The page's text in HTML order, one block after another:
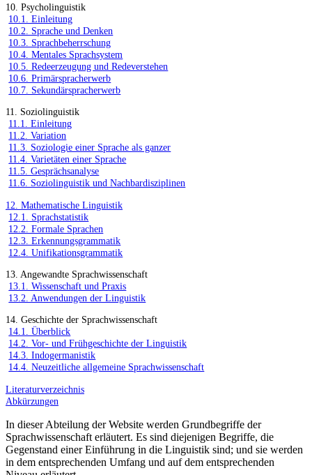
10. Psycholinguistik
10.1. Einleitung
10.2. Sprache und Denken
10.3. Sprachbeherrschung
10.4. Mentales Sprachsystem
10.5. Redeerzeugung und Redeverstehen
10.6. Primärspracherwerb
10.7. Sekundärspracherwerb
11. Soziolinguistik
11.1. Einleitung
11.2. Variation
11.3. Soziologie einer Sprache als ganzer
11.4. Varietäten einer Sprache
11.5. Gesprächsanalyse
11.6. Soziolinguistik und Nachbardisziplinen
12. Mathematische Linguistik
12.1. Sprachstatistik
12.2. Formale Sprachen
12.3. Erkennungsgrammatik
12.4. Unifikationsgrammatik
13. Angewandte Sprachwissenschaft
13.1. Wissenschaft und Praxis
13.2. Anwendungen der Linguistik
14. Geschichte der Sprachwissenschaft
14.1. Überblick
14.2. Vor- und Frühgeschichte der Linguistik
14.3. Indogermanistik
14.4. Neuzeitliche allgemeine Sprachwissenschaft
Literaturverzeichnis
Abkürzungen
In dieser Abteilung der Website werden Grundbegriffe der
Sprachwissenschaft erläutert. Es sind diejenigen Begriffe, die
Gegenstand einer Einführung in die Linguistik sind; und sie werden
in dem entsprechenden Umfang und auf dem entsprechenden